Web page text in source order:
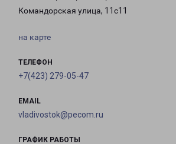
Командорская улица, 11с11
на карте
ТЕЛЕФОН
+7(423) 279-05-47
EMAIL
vladivostok@pecom.ru
ГРАФИК РАБОТЫ